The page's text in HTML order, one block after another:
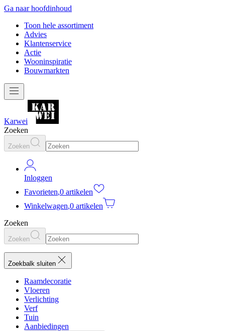
Ga naar hoofdinhoud
Toon hele assortiment
Advies
Klantenservice
Actie
Wooninspiratie
Bouwmarkten
Karwei
Zoeken
Zoeken
Inloggen
Favorieten,0 artikelen
Winkelwagen,0 artikelen
Zoeken
Zoeken
Zoekbalk sluiten
Raamdecoratie
Vloeren
Verlichting
Verf
Tuin
Aanbiedingen